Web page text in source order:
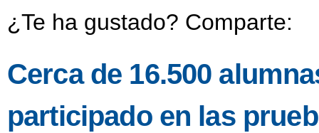
¿Te ha gustado? Comparte:
Cerca de 16.500
participado en las